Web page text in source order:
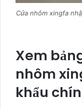
Cửa nhôm xingfa
Xem
nhôm
khẩu